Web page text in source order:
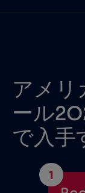
アメリ
ール
で入手
1